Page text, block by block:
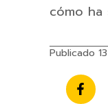
cómo
Publicado